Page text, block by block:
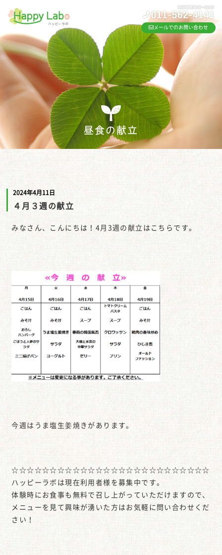
メールでのお問い合わせ
昼食の献立
2024年4月11日
４月３週の献立
みなさん、こんにちは！4月3週の献立はこちらです。
今週はうま塩生姜焼きがあります。
☆☆☆☆☆☆☆☆☆☆☆☆☆☆☆☆☆☆☆☆☆☆☆☆☆☆
ハッピーラボは現在利用者様を募集中です。
体験時にお食事も無料で召し上がっていただけますので、
メニューを見て興味が湧いた方はお気軽に問い合わせくだ
さい！